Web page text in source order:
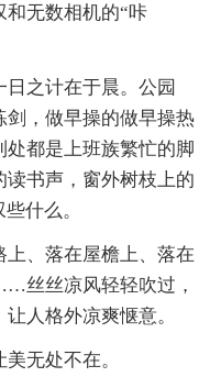
和无数相机的“咔
之计在于晨。公园
剑，做早操的做早操热
都是上班族繁忙的脚
书声，窗外树枝上的
什么。
、落在屋檐上、落在
丝丝凉风轻轻吹过，
人格外凉爽惬意。
无处不在。